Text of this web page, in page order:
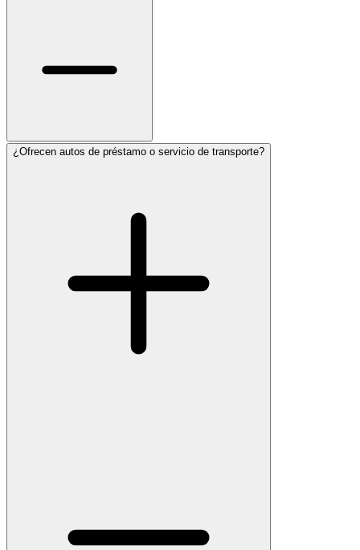
¿Ofrecen autos de préstamo o servicio de transporte?